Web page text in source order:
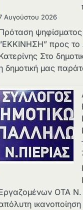
Αυγούστου 2026
προς το
Στο
δημοτική μας
ΟΤΑ Ν.
ικανοποίηση